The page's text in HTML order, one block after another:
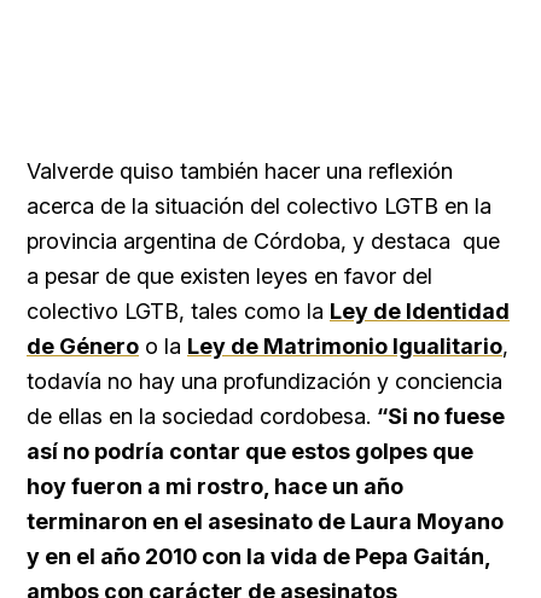
Valverde quiso también hacer una reflexión
acerca de la situación del colectivo LGTB en la
provincia argentina de Córdoba, y destaca que
a pesar de que existen leyes en favor del
colectivo LGTB, tales como la Ley de Identidad
de Género o la Ley de Matrimonio Igualitario,
todavía no hay una profundización y conciencia
de ellas en la sociedad cordobesa. “Si no fuese
así no podría contar que estos golpes que
hoy fueron a mi rostro, hace un año
terminaron en el asesinato de Laura Moyano
y en el año 2010 con la vida de Pepa Gaitán,
ambos con carácter de asesinatos